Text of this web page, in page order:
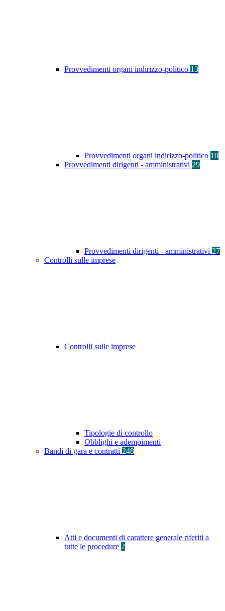
Provvedimenti organi indirizzo-politico 13
Provvedimenti organi indirizzo-politico 10
Provvedimenti dirigenti - amministrativi 29
Provvedimenti dirigenti - amministrativi 27
Controlli sulle imprese
Controlli sulle imprese
Tipologie di controllo
Obblighi e adempimenti
Bandi di gara e contratti 248
Atti e documenti di carattere generale riferiti a
tutte le procedure 2